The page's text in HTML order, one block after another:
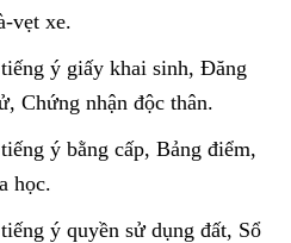
vẹt xe.
ý giấy khai sinh, Đăng
Chứng nhận độc thân.
ý bằng cấp, Bảng điểm,
học.
ý quyền sử dụng đất, Sổ